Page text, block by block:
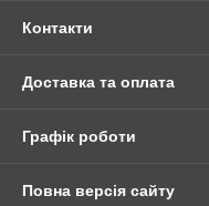
Контакти
Доставка та оплата
Графік роботи
Повна версія сайту